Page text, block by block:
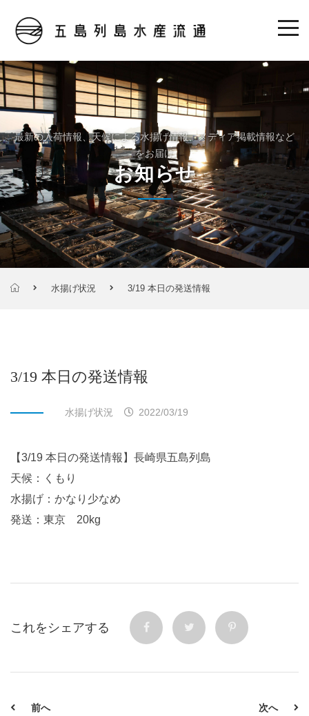
最新の入荷情報、天候による水揚げ情報、メディア掲載情報など
をお届け
お知らせ
水揚げ状況 3/19 本日の発送情報
3/19 本日の発送情報
水揚げ状況 2022/03/19
【3/19 本日の発送情報】長崎県五島列島
天候：くもり
水揚げ：かなり少なめ
発送：東京 20kg
これをシェアする
前へ
次へ